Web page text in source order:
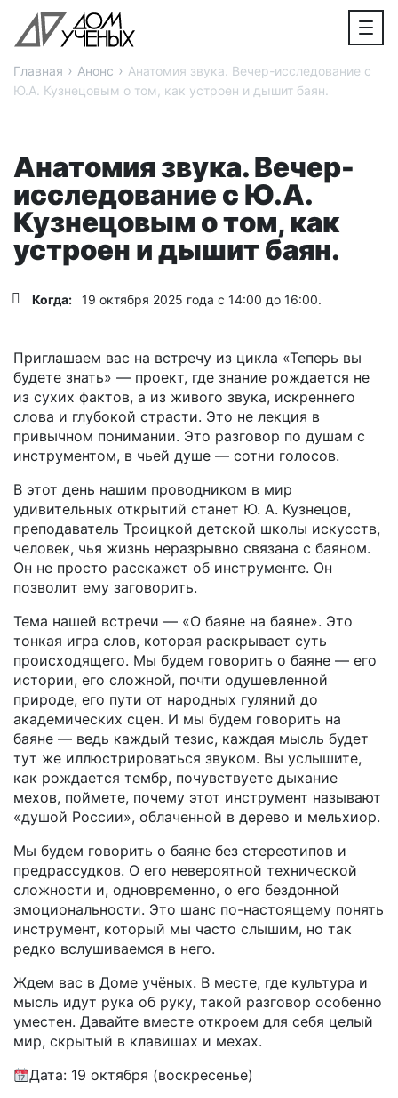
Главная › Анонс › Анатомия звука. Вечер-исследование с
Ю.А. Кузнецовым о том, как устроен и дышит баян.
Анатомия звука. Вечер-
исследование с Ю.А.
Кузнецовым о том, как
устроен и дышит баян.
Когда: 19 октября 2025 года с 14:00 до 16:00.
Приглашаем вас на встречу из цикла «Теперь вы
будете знать» — проект, где знание рождается не
из сухих фактов, а из живого звука, искреннего
слова и глубокой страсти. Это не лекция в
привычном понимании. Это разговор по душам с
инструментом, в чьей душе — сотни голосов.
В этот день нашим проводником в мир
удивительных открытий станет Ю. А. Кузнецов,
преподаватель Троицкой детской школы искусств,
человек, чья жизнь неразрывно связана с баяном.
Он не просто расскажет об инструменте. Он
позволит ему заговорить.
Тема нашей встречи — «О баяне на баяне». Это
тонкая игра слов, которая раскрывает суть
происходящего. Мы будем говорить о баяне — его
истории, его сложной, почти одушевленной
природе, его пути от народных гуляний до
академических сцен. И мы будем говорить на
баяне — ведь каждый тезис, каждая мысль будет
тут же иллюстрироваться звуком. Вы услышите,
как рождается тембр, почувствуете дыхание
мехов, поймете, почему этот инструмент называют
«душой России», облаченной в дерево и мельхиор.
Мы будем говорить о баяне без стереотипов и
предрассудков. О его невероятной технической
сложности и, одновременно, о его бездонной
эмоциональности. Это шанс по-настоящему понять
инструмент, который мы часто слышим, но так
редко вслушиваемся в него.
Ждем вас в Доме учёных. В месте, где культура и
мысль идут рука об руку, такой разговор особенно
уместен. Давайте вместе откроем для себя целый
мир, скрытый в клавишах и мехах.
Дата: 19 октября (воскресенье)